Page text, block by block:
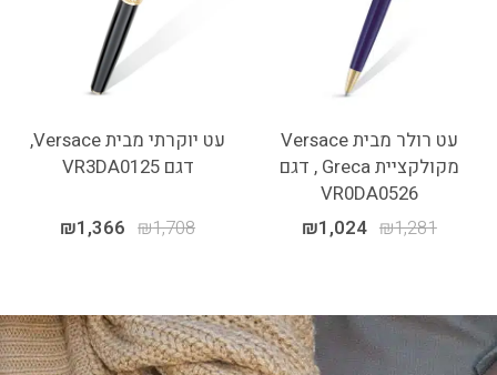
עט רולר מבית Versace
מקולקציית Greca , דגם
VR0DA0526
₪1,281
₪1,024
עט יוקרתי מבית Versace,
דגם VR3DA0125
₪1,708
₪1,366